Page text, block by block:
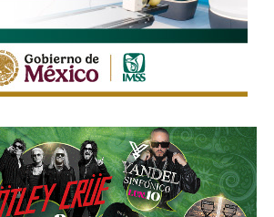
de la quiebra a mediados de la década
el ingeniero Slim inyectó el capital
a la compañía y convertirse en
. Desde su llegada, se han hecho
talla de la remodelación delEstadio
York.
El Realito no se limita a su
socio operador. La propia constructora